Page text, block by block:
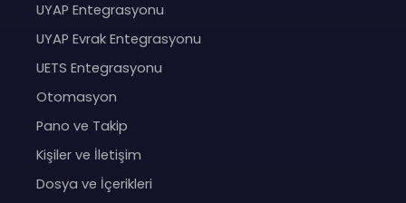
UYAP Entegrasyonu
UYAP Evrak Entegrasyonu
UETS Entegrasyonu
Otomasyon
Pano ve Takip
Kişiler ve İletişim
Dosya ve İçerikleri